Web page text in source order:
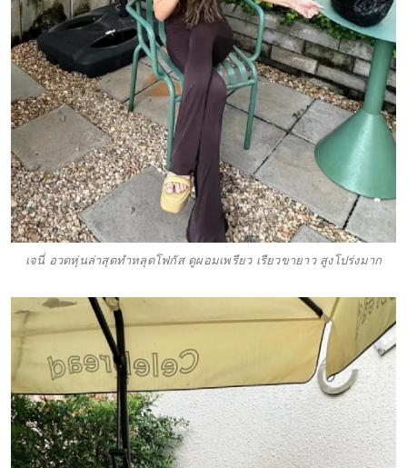
เจนี่ อวดหุ่นล่าสุดทำหลุดโฟกัส ดูผอมเพรียว เรียวขายาว สูงโปร่งมาก